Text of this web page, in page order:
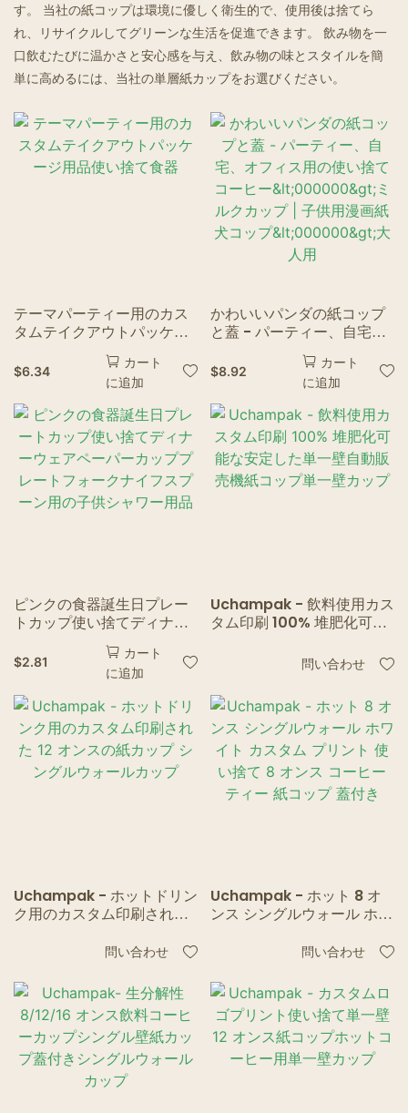
す。 当社の紙コップは環境に優しく衛生的で、使用後は捨てら
れ、リサイクルしてグリーンな生活を促進できます。 飲み物を一
口飲むたびに温かさと安心感を与え、飲み物の味とスタイルを簡
単に高めるには、当社の単層紙カップをお選びください。
テーマパーティー用のカス
タムテイクアウトパッケー
ジ用品使い捨て食器
$6.34
カート
に追加
かわいいパンダの紙コップ
と蓋 - パーティー、自宅、
オフィス用の使い捨てコー
ヒー<000000>ミルクカッ
プ | 子供用漫画紙犬コップ
<000000>大人用
$8.92
カート
に追加
ピンクの食器誕生日プレー
トカップ使い捨てディナー
ウェアペーパーカッププレ
ートフォークナイフスプー
ン用の子供シャワー用品
$2.81
カート
に追加
Uchampak - 飲料使用カス
タム印刷 100% 堆肥化可能
機紙コップ単一壁カップ
問い合わせ
Uchampak - ホットドリン
ク用のカスタム印刷された
ルウォールカップ問い合わせ
Uchampak - ホット 8 オ
ンス シングルウォール ホワ
い捨て 8 オンス コーヒー テ
問い合わせ